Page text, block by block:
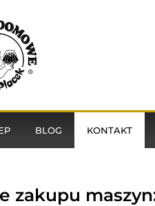
BLOG KONTAKT
zakupu